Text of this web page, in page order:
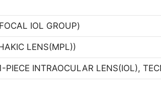
IOL GROUP)
LENS(MPL))
PIECE INTRAOCULAR LENS(IOL),